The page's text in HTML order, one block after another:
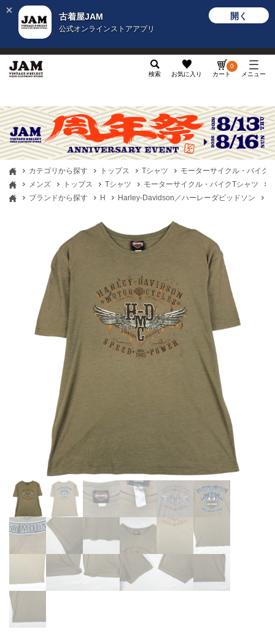
古着屋JAM
公式オンラインストアアプリ
開く
検索 お気に入り カート
0
メニュー
カテゴリから探す トップス Tシャツ
モーターサイクル・バイクT
メンズ
トップス Tシャツ モーターサイクル・バイクTシャツ
ブランドから探す
H Harley-Davidson／ハーレーダビッドソン